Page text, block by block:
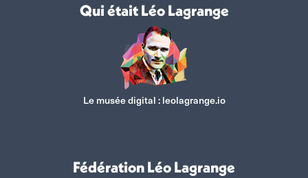
Qui était Léo Lagrange
Le musée digital : leolagrange.io
Fédération Léo Lagrange